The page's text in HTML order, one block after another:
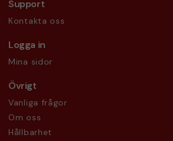
Support
Kontakta oss
Logga in
Mina sidor
Övrigt
Vanliga frågor
Om oss
Hållbarhet